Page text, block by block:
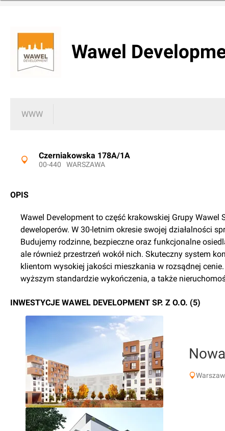
Wawel
WWW
Czerniakowska 178A/1A
00-440 WARSZAWA
OPIS
Wawel Development to część krakowskiej Grupy
deweloperów. W 30-letnim okresie swojej działalności
Budujemy rodzinne, bezpieczne oraz funkcjonalne
ale również przestrzeń wokół nich. Skuteczny system
klientom wysokiej jakości mieszkania w rozsądnej
wyższym standardzie wykończenia, a także
INWESTYCJE WAWEL DEVELOPMENT SP. Z O.O. (5)